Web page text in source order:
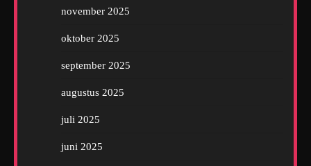
november 2025
oktober 2025
september 2025
augustus 2025
juli 2025
juni 2025